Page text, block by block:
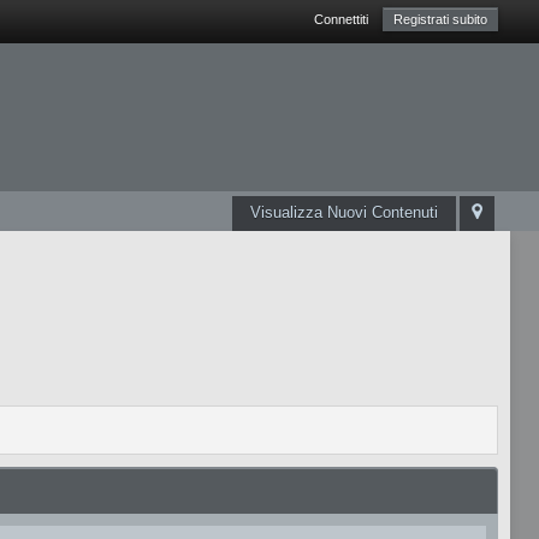
Connettiti Registrati subito
Visualizza Nuovi Contenuti